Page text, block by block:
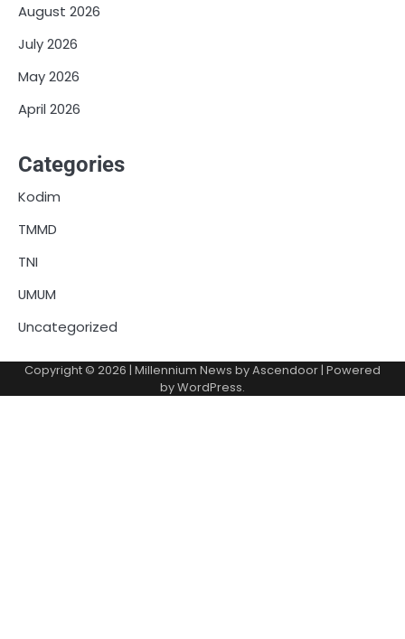
August 2026
July 2026
May 2026
April 2026
Categories
Kodim
TMMD
TNI
UMUM
Uncategorized
Copyright © 2026 | Millennium News byAscendoor | Powered
byWordPress.